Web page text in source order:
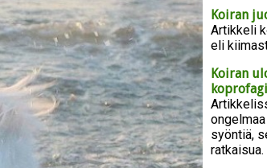
Koiran
Artikkeli
eli
Koiran
syöntiä,
ratkaisua.